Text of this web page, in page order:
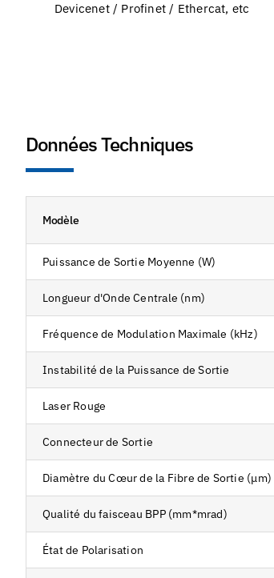
Devicenet / Profinet / Ethercat, etc
Données Techniques
Modèle
Puissance de Sortie Moyenne (W)
Longueur d'Onde Centrale (nm)
Fréquence de Modulation Maximale (kHz)
Instabilité de la Puissance de Sortie
Laser Rouge
Connecteur de Sortie
Diamètre du Cœur de la Fibre de Sortie (μm)
Qualité du faisceau BPP (mm*mrad)
État de Polarisation